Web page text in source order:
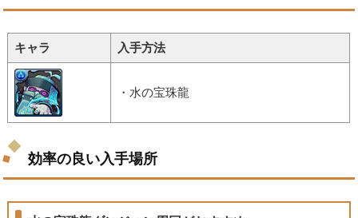
キャラ 入手方法
・水の宝珠龍
効率の良い入手場所